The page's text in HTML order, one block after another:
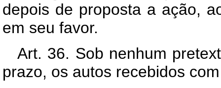
depois de proposta a ação,
em seu favor.
Art. 36. Sob nenhum
prazo, os autos recebidos